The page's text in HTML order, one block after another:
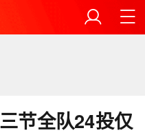
节全队24投仅